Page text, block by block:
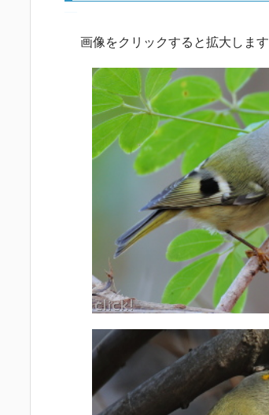
画像をクリックすると拡大します